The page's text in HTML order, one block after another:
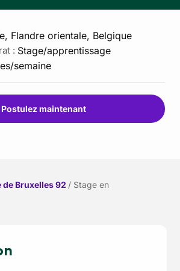
Flandre orientale, Belgique
: Stage/apprentissage
semaine
Postulez maintenant
de Bruxelles 92 / Stage en